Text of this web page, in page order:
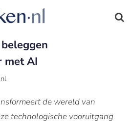
met AI
de wereld van
technologische vooruitgang